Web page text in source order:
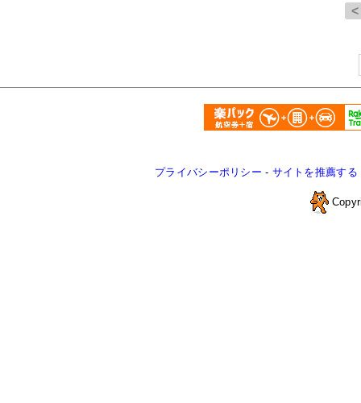
プライバシーポリシー - サイトを推薦する